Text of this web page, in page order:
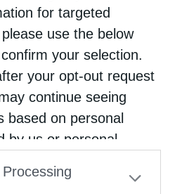
for targeted
use the below
your selection.
your opt-out request
continue seeing
based on personal
by us or personal
may separately opt-out